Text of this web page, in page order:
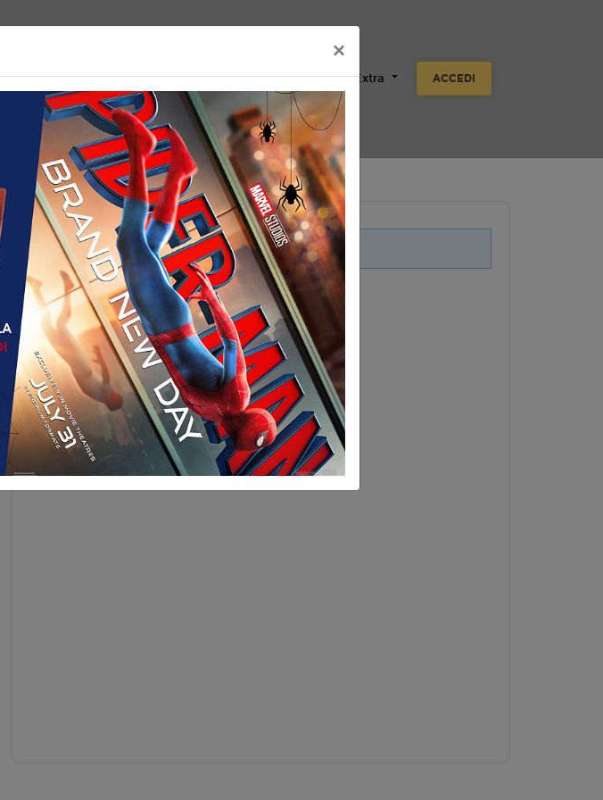
Listino prezzi Promozioni Scuole Aziende Extra ACCEDI
Non ci sono spettacoli legati a questo evento.
×